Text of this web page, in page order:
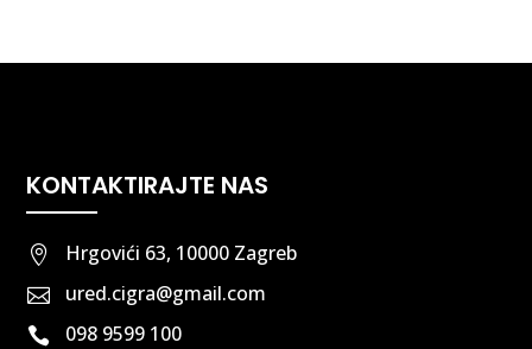
KONTAKTIRAJTE NAS
 Hrgovići 63, 10000 Zagreb
 ured.cigra@gmail.com
 098 9599 100